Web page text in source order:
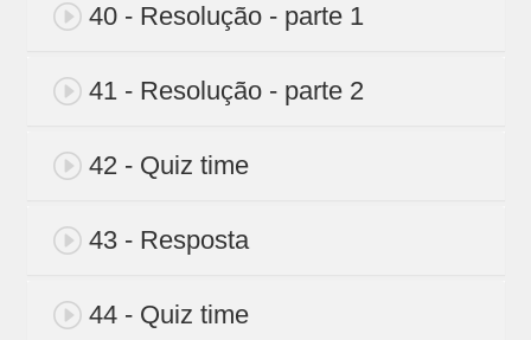
40 - Resolução - parte 1
41 - Resolução - parte 2
42 - Quiz time
43 - Resposta
44 - Quiz time